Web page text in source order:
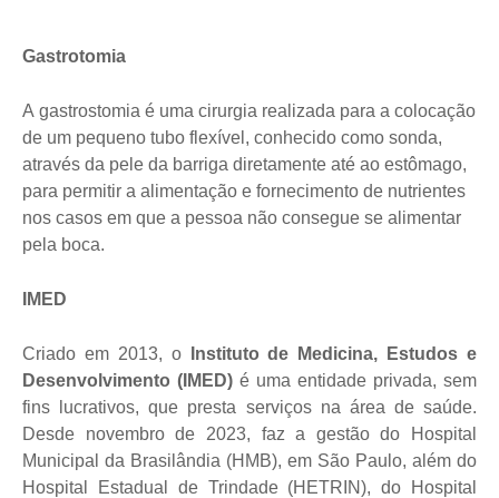
Gastrotomia
A gastrostomia é uma cirurgia realizada para a colocação
de um pequeno tubo flexível, conhecido como sonda,
através da pele da barriga diretamente até ao estômago,
para permitir a alimentação e fornecimento de nutrientes
nos casos em que a pessoa não consegue se alimentar
pela boca.
IMED
Criado em 2013, o
Instituto de Medicina, Estudos e
Desenvolvimento (IMED) é uma entidade privada, sem
fins lucrativos, que presta serviços na área de saúde.
Desde novembro de 2023, faz a gestão do Hospital
Municipal da Brasilândia (HMB), em São Paulo, além do
Hospital Estadual de Trindade (HETRIN), do Hospital